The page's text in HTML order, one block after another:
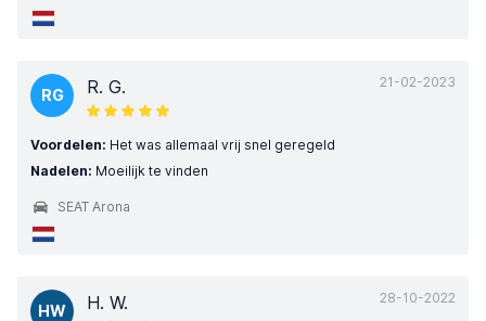
21-02-2023
RG R. G.
Voordelen: Het was allemaal vrij snel geregeld
Nadelen: Moeilijk te vinden
SEAT Arona
28-10-2022
HW H. W.